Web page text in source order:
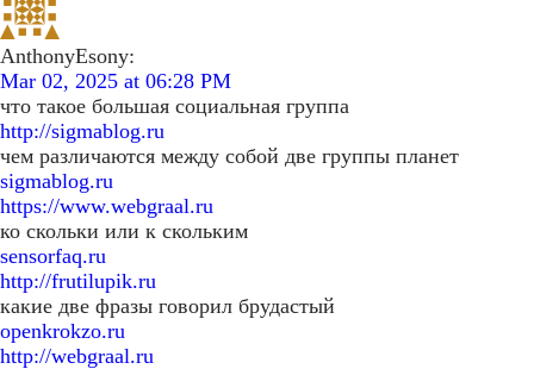
AnthonyEsony:
Mar 02, 2025 at 06:28 PM
что такое большая социальная группа
http://sigmablog.ru
чем различаются между собой две группы планет
sigmablog.ru
https://www.webgraal.ru
ко скольки или к скольким
sensorfaq.ru
http://frutilupik.ru
какие две фразы говорил брудастый
openkrokzo.ru
http://webgraal.ru